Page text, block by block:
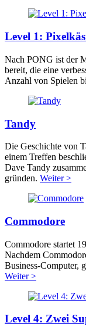
Level 1:
Nach PONG ist der
bereit, die eine
Anzahl von Spielen
Tandy
Die Geschichte von
einem Treffen
Dave Tandy
gründen. Weiter >
Commodore
Commodore startet
Nachdem
Business-Computer,
Weiter >
Level 4: Zwei